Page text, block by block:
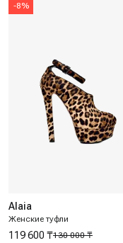
-8%
Alaia
Женские туфли
130 000 ₸
119 600 ₸